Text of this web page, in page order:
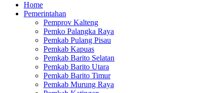
Home
Pemerintahan
Pemprov Kalteng
Pemko Palangka Raya
Pemkab Pulang Pisau
Pemkab Kapuas
Pemkab Barito Selatan
Pemkab Barito Utara
Pemkab Barito Timur
Pemkab Murung Raya